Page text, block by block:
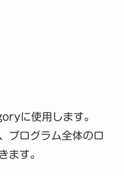
に使用します。
プログラム全体のロ
ます。